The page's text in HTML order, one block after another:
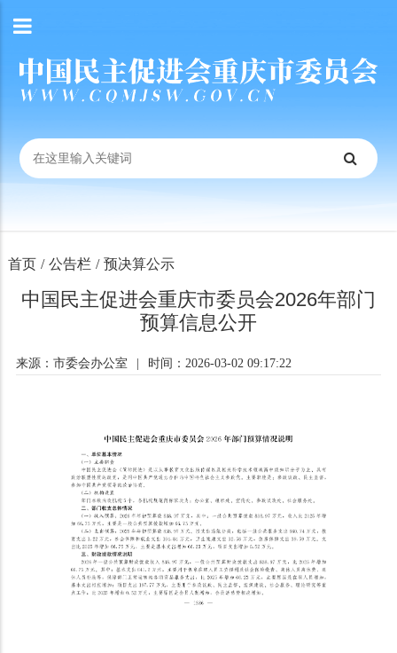
首页 / 公告栏 / 预决算公示
中国民主促进会重庆市委员会2026年部门
预算信息公开
来源：市委会办公室 时间：2026-03-02 09:17:22